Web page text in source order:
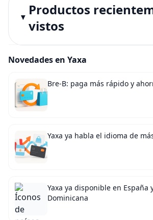
Productos
vistos
Novedades en Yaxa
Bre-B: paga más rápido y
Yaxa ya habla el idioma de
Yaxa ya disponible en España
Dominicana